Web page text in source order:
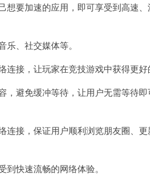
要加速的应用，即可享受到高速、
、社交媒体等。
接，让玩家在竞技游戏中获得更好
避免缓冲等待，让用户无需等待即
接，保证用户顺利浏览朋友圈、更
快速流畅的网络体验。